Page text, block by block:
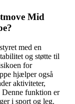
Mid
med en
og støtte til
for
hjælper også
aktiviteter,
Denne funktion er
i sport og leg.